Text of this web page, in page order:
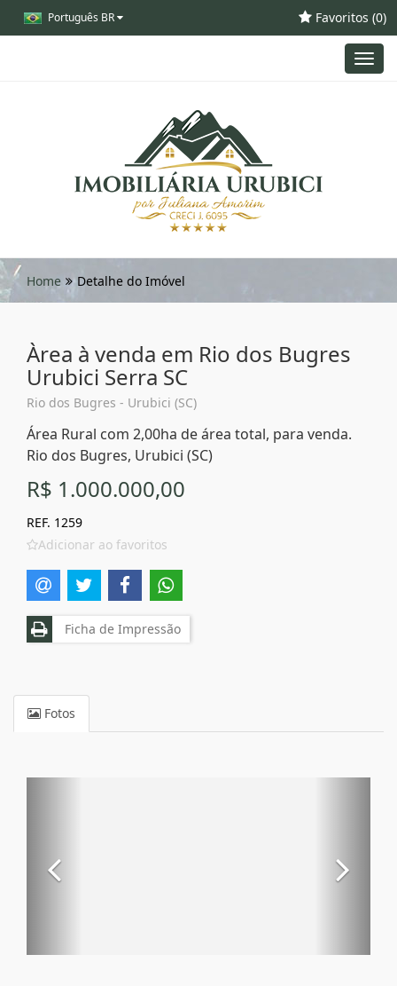
Português BR Favoritos (0)
Home Detalhe do Imóvel
Àrea à venda em Rio dos Bugres
Urubici Serra SC
Rio dos Bugres - Urubici (SC)
Área Rural com 2,00ha de área total, para venda.
Rio dos Bugres, Urubici (SC)
R$ 1.000.000,00
REF. 1259
Adicionar ao favoritos
Ficha de Impressão
Fotos